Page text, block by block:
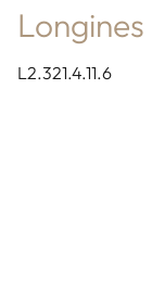
L2.321.4.11.6